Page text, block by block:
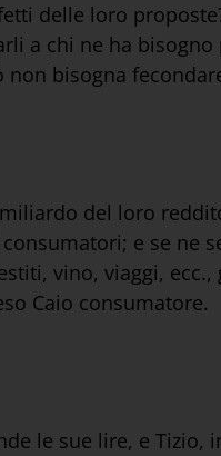
delle loro
a chi ne ha
bisogna
del loro
e se ne
vino, viaggi,
Caio consumatore.
le sue lire, e